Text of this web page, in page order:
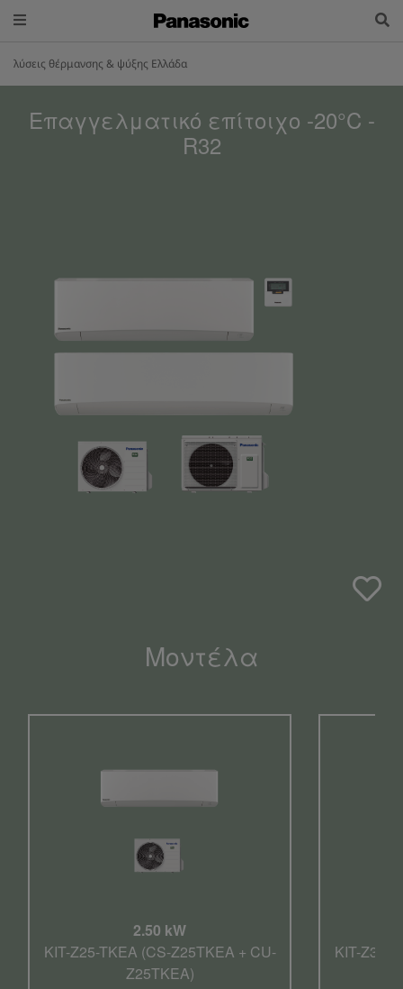
λύσεις θέρμανσης & ψύξης Ελλάδα
Επαγγελματικό επίτοιχο -20°C -
R32
Μοντέλα
2.50 kW
KIT-Z25-TKEA (CS-Z25TKEA + CU-
Z25TKEA)
KIT-Z35-